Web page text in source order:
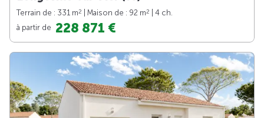
Terrain de : 331 m2 | Maison de : 92 m2
| 4 ch.
à partir de 228 871 €